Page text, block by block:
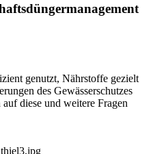
genutzt, Nährstoffe gezielt
des Gewässerschutzes
diese und weitere Fragen